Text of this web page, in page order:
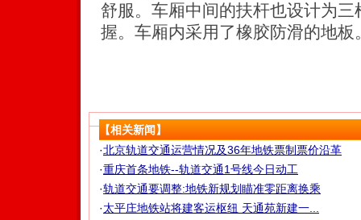
舒服。车厢中间的扶杆也设计为
握。车厢内采用了橡胶防滑的地板
【相关新闻】
·北京轨道交通运营情况及36年地铁票制票价沿革
·重庆首条地铁--轨道交通1号线今日动工
·轨道交通要调整:地铁新规划瞄准零距离换乘
·太平庄地铁站将建客运枢纽 天通苑新建一...